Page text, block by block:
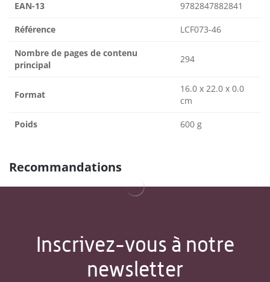
EAN-13 9782847882841
Référence LCF073-46
Nombre de pages de contenu
principal
294
Format
16.0 x 22.0 x 0.0
cm
Poids 600 g
Recommandations
Inscrivez-vous à notre
newsletter